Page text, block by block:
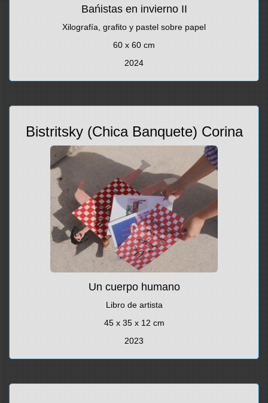
Bańistas en invierno II
Xilografía, grafito y pastel sobre papel
60 x 60 cm
2024
Bistritsky (Chica Banquete) Corina
Un cuerpo humano
Libro de artista
45 x 35 x 12 cm
2023